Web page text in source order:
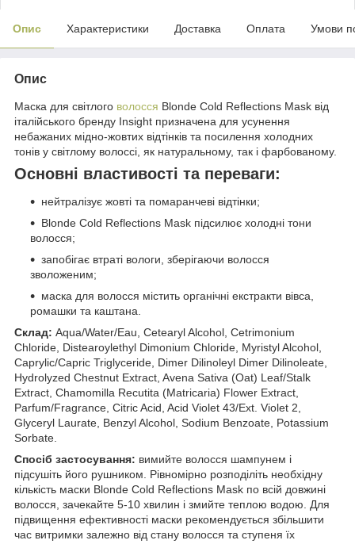
Опис Характеристики Доставка Оплата Умови
Опис
Маска для світлого волосся Blonde Cold Reflections Mask від
італійського бренду Insight призначена для усунення
небажаних мідно-жовтих відтінків та посилення холодних
тонів у світлому волоссі, як натуральному, так і фарбованому.
Основні властивості та переваги:
нейтралізує жовті та помаранчеві відтінки;
Blonde Cold Reflections Mask підсилює холодні тони
волосся;
запобігає втраті вологи, зберігаючи волосся
зволоженим;
маска для волосся містить органічні екстракти вівса,
ромашки та каштана.
Склад: Aqua/Water/Eau, Cetearyl Alcohol, Cetrimonium
Chloride, Distearoylethyl Dimonium Chloride, Myristyl Alcohol,
Caprylic/Capric Triglyceride, Dimer Dilinoleyl Dimer Dilinoleate,
Hydrolyzed Chestnut Extract, Avena Sativa (Oat) Leaf/Stalk
Extract, Chamomilla Recutita (Matricaria) Flower Extract,
Parfum/Fragrance, Citric Acid, Acid Violet 43/Ext. Violet 2,
Glyceryl Laurate, Benzyl Alcohol, Sodium Benzoate, Potassium
Sorbate.
Спосіб застосування: вимийте волосся шампунем і
підсушіть його рушником. Рівномірно розподіліть необхідну
кількість маски Blonde Cold Reflections Mask по всій довжині
волосся, зачекайте 5-10 хвилин і змийте теплою водою. Для
підвищення ефективності маски рекомендується збільшити
час витримки залежно від стану волосся та ступеня їх